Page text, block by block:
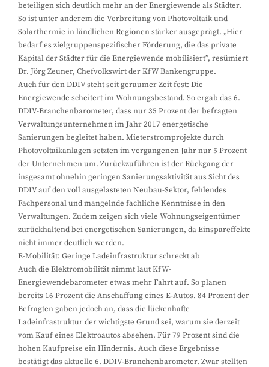
beteiligen sich deutlich mehr an der Energiewende als Städter.
So ist unter anderem die Verbreitung von Photovoltaik und
Solarthermie in ländlichen Regionen stärker ausgeprägt. „Hier
bedarf es zielgruppenspezifischer Förderung, die das private
Kapital der Städter für die Energiewende mobilisiert”, resümiert
Dr. Jörg Zeuner, Chefvolkswirt der KfW Bankengruppe.
Auch für den DDIV steht seit geraumer Zeit fest: Die
Energiewende scheitert im Wohnungsbestand. So ergab das 6.
DDIV-Branchenbarometer, dass nur 35 Prozent der befragten
Verwaltungsunternehmen im Jahr 2017 energetische
Sanierungen begleitet haben. Mieterstromprojekte durch
Photovoltaikanlagen setzten im vergangenen Jahr nur 5 Prozent
der Unternehmen um. Zurückzuführen ist der Rückgang der
insgesamt ohnehin geringen Sanierungsaktivität aus Sicht des
DDIV auf den voll ausgelasteten Neubau-Sektor, fehlendes
Fachpersonal und mangelnde fachliche Kenntnisse in den
Verwaltungen. Zudem zeigen sich viele Wohnungseigentümer
zurückhaltend bei energetischen Sanierungen, da Einspareffekte
nicht immer deutlich werden.
E-Mobilität: Geringe Ladeinfrastruktur schreckt ab
Auch die Elektromobilität nimmt laut KfW-
Energiewendebarometer etwas mehr Fahrt auf. So planen
bereits 16 Prozent die Anschaffung eines E-Autos. 84 Prozent der
Befragten gaben jedoch an, dass die lückenhafte
Ladeinfrastruktur der wichtigste Grund sei, warum sie derzeit
vom Kauf eines Elektroautos absehen. Für 79 Prozent sind die
hohen Kaufpreise ein Hindernis. Auch diese Ergebnisse
bestätigt das aktuelle 6. DDIV-Branchenbarometer. Zwar stellten